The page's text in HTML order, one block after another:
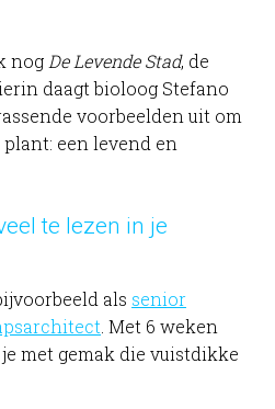
nog De Levende Stad, de
daagt bioloog Stefano
voorbeelden uit om
een levend en
te lezen in je
als senior
. Met 6 weken
met gemak die vuistdikke